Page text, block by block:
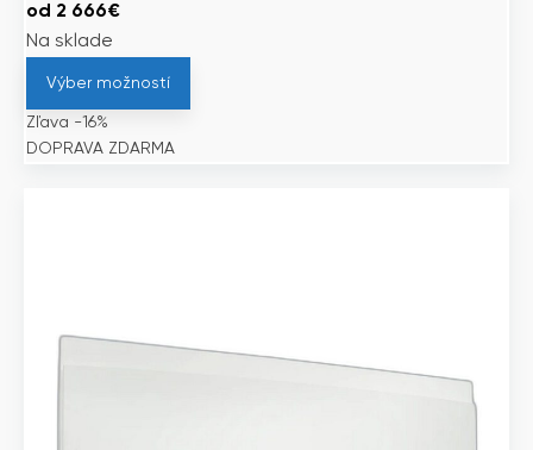
od 2 666€
Na sklade
Výber možností
Zľava -16%
DOPRAVA ZDARMA